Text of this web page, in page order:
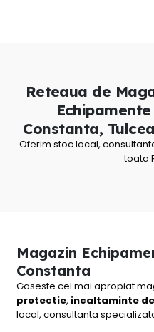
Reteaua de
Constanta,
Oferim stoc local,
toata
Magazin
Constanta
Gaseste cel mai apropiat
protectie, incaltaminte
local, consultanta